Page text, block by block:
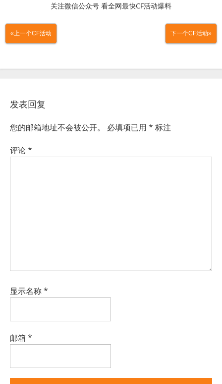
关注微信公众号 看全网最快CF活动爆料
«上一个CF活动 下一个CF活动»
发表回复
您的邮箱地址不会被公开。 必填项已用 * 标注
评论*
显示名称*
邮箱 *